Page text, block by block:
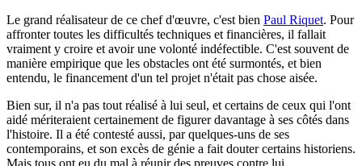
Le grand réalisateur de ce chef d'œuvre, c'est bien Paul Riquet. Pour
affronter toutes les difficultés techniques et financières, il fallait
vraiment y croire et avoir une volonté indéfectible. C'est souvent de
manière empirique que les obstacles ont été surmontés, et bien
entendu, le financement d'un tel projet n'était pas chose aisée.
Bien sur, il n'a pas tout réalisé à lui seul, et certains de ceux qui l'ont
aidé mériteraient certainement de figurer davantage à ses côtés dans
l'histoire. Il a été contesté aussi, par quelques-uns de ses
contemporains, et son excès de génie a fait douter certains historiens.
Mais tous ont eu du mal à réunir des preuves contre lui.